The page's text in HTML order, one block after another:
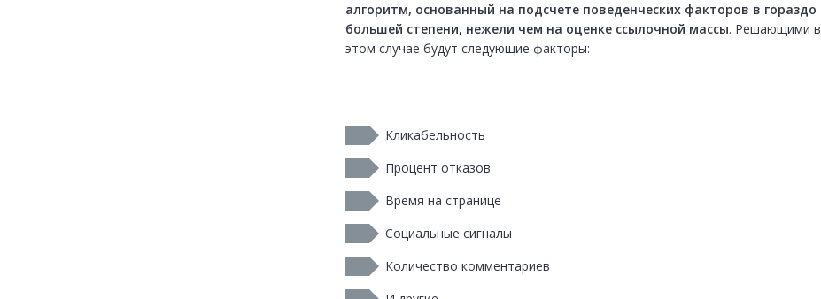
алгоритм, основанный на подсчете поведенческих факторов в гораздо
большей степени, нежели чем на оценке ссылочной массы. Решающими в
этом случае будут следующие факторы:
Кликабельность
Процент отказов
Время на странице
Социальные сигналы
Количество комментариев